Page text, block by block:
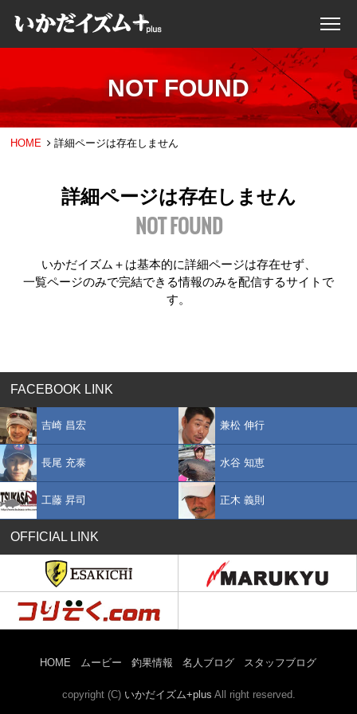
NOT FOUND
HOME 詳細ページは存在しません
詳細ページは存在しません
NOT FOUND
いかだイズム＋は基本的に詳細ページは存在せず、
一覧ページのみで完結できる情報のみを配信するサイトで
す。
FACEBOOK LINK
吉崎 昌宏 兼松 伸行
長尾 充泰 水谷 知恵
工藤 昇司 正木 義則
OFFICIAL LINK
HOME ムービー 釣果情報 名人ブログ スタッフブログ
copyright (C) いかだイズム+plus All right reserved.